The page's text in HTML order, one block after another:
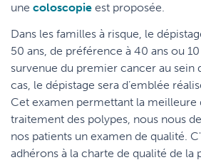
une coloscopie est proposée.
Dans les familles à risque, le
50 ans, de préférence à 40 ans ou
survenue du premier cancer au sein
cas, le dépistage sera d’emblée
Cet examen permettant la meilleure
traitement des polypes, nous nous
nos patients un examen de qualité.
adhérons à la charte de qualité de la